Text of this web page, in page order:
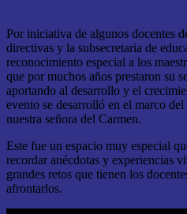
Por iniciativa de algunos docentes
directivas y la subsecretaria de
reconocimiento especial a los
que por muchos años prestaron su
aportando al desarrollo y el
evento se desarrolló en el marco
nuestra señora del Carmen.
Este fue un espacio muy especial
recordar anécdotas y experiencias
grandes retos que tienen los
afrontarlos.